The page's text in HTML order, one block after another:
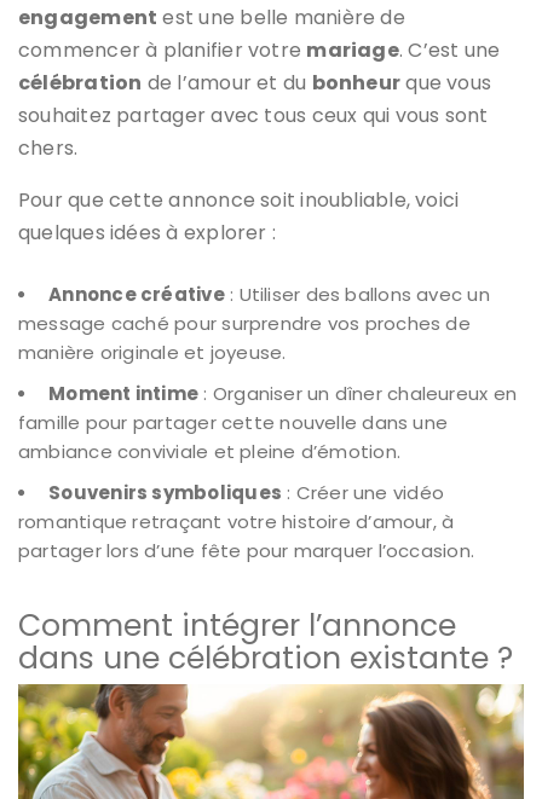
engagement est une belle manière de
commencer à planifier votre mariage. C’est une
célébration de l’amour et du bonheurque vous
souhaitez partager avec tous ceux qui vous sont
chers.
Pour que cette annonce soit inoubliable, voici
quelques idées à explorer :
Annonce créative: Utiliser des ballons avec un
message caché pour surprendre vos proches de
manière originale et joyeuse.
Moment intime : Organiser un dîner chaleureux en
famille pour partager cette nouvelle dans une
ambiance conviviale et pleine d’émotion.
Souvenirs symboliques : Créer une vidéo
romantique retraçant votre histoire d’amour, à
partager lors d’une fête pour marquer l’occasion.
Comment intégrer l’annonce
dans une célébration existante ?